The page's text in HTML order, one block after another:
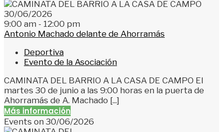
30/06/2026
9:00 am - 12:00 pm
Antonio Machado delante de Ahorramás
Deportiva
Evento de la Asociación
CAMINATA DEL BARRIO A LA CASA DE CAMPO El
martes 30 de junio a las 9:00 horas en la puerta de
Ahorramás de A. Machado [...]
Más información
Events on 30/06/2026